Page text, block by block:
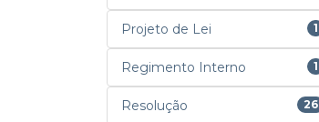
Projeto de Lei 1
Regimento Interno 1
Resolução 26